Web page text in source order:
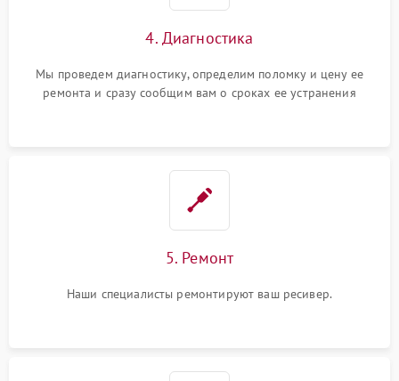
4. Диагностика
Мы проведем диагностику, определим поломку и цену ее
ремонта и сразу сообщим вам о сроках ее устранения
5. Ремонт
Наши специалисты ремонтируют ваш ресивер.